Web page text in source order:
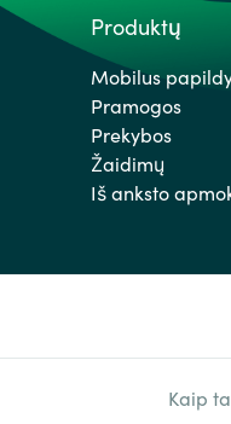
Produktų
Mobilus
Pramogos
Prekybos
Žaidimų
Iš anksto
Kaip